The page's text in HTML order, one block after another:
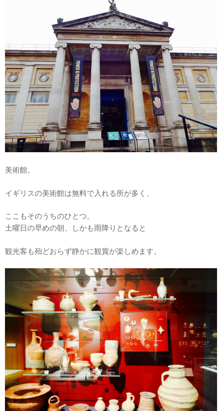
美術館。
イギリスの美術館は無料で入れる所が多く、
ここもそのうちのひとつ。
土曜日の早めの朝、しかも雨降りとなると
観光客も殆どおらず静かに観賞が楽しめます。